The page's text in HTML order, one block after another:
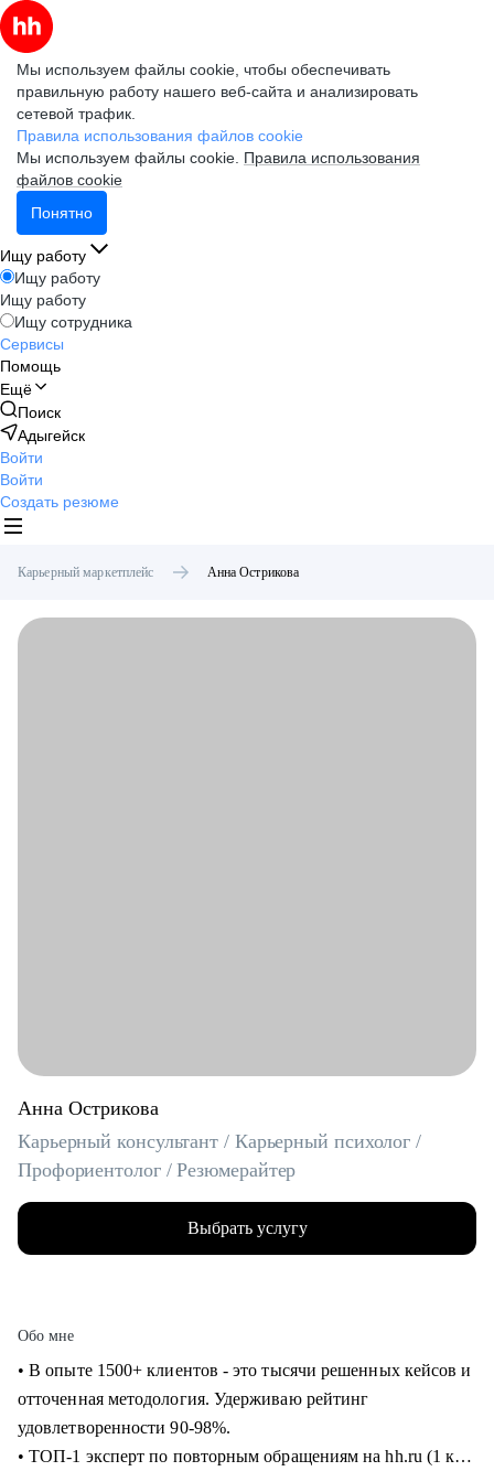
Мы используем файлы cookie, чтобы обеспечивать
правильную работу нашего веб-сайта и анализировать
сетевой трафик.
Правила использования файлов cookie
Мы используем файлы cookie. Правила использования
файлов cookie
Понятно
Ищу работу
Ищу работу
Ищу работу
Ищу сотрудника
Сервисы
Помощь
Ещё
Поиск
Адыгейск
Войти
Войти
Создать резюме
Карьерный маркетплейс Анна Острикова
Анна Острикова
Карьерный консультант / Карьерный психолог /
Профориентолог / Резюмерайтер
Выбрать услугу
Обо мне
• В опыте 1500+ клиентов - это тысячи решенных кейсов и
отточенная методология. Удерживаю рейтинг
удовлетворенности 90-98%.
• ТОП-1 эксперт по повторным обращениям на hh.ru (1 кв.